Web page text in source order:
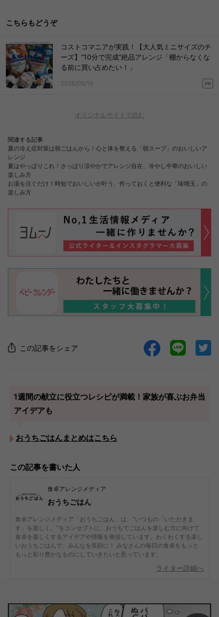
こちらもどうぞ
コストコマニアが実践！【大人気ミニサイズのチ
ーズ】“10分で完成”絶品アレンジ「棚からなくな
る前に買い占めたい！」
2026/05/19 PR
オリジナルサイトで読む
関連する記事
夏の冷え症対策は朝ごはんから！心と体を整える「朝スープ」のおいしいア
レンジ
夏はやっぱりこれ！さっぱり涼やかでアレンジ自在、冷やし中華のおいしい
楽しみ方
お湯を注ぐだけ！時短でおいしいが叶う、作っておくと便利な「味噌玉」の
楽しみ方
この記事をシェア
1週間の献立に役立つレシピが満載！家族が喜ぶお弁当
アイデアも
おうちごはんまとめはこちら
この記事を書いた人
食卓アレンジメディア
おうちごはん
食卓アレンジメディア「おうちごはん」は、“いつもの「いただきま
す」を楽しく。”をコンセプトに、おうちでごはんを楽しむ方に向けて
食卓を楽しくするアイデアや情報を発信しています。わくわくする楽し
いおうちごはんで、みんなを笑顔に！ みなさんの毎日の食卓をもっと
もっと彩り豊かなものにしていきたいと思っています。
ライター詳細へ